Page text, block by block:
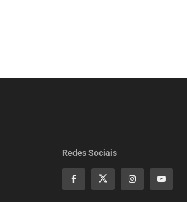
Redes Sociais